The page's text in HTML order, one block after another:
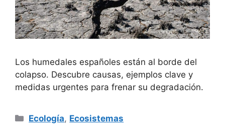
Los humedales españoles están al borde del
colapso. Descubre causas, ejemplos clave y
medidas urgentes para frenar su degradación.
Categorías
Ecología, Ecosistemas